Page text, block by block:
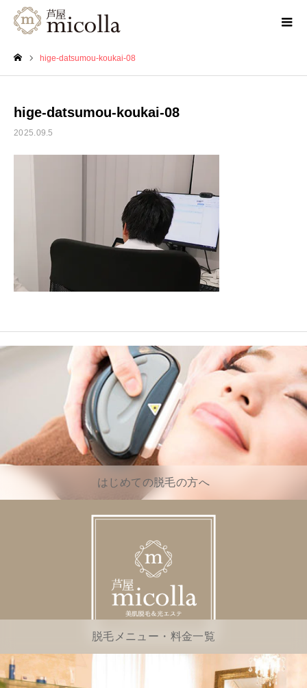
hige-datsumou-koukai-08
hige-datsumou-koukai-08
2025.09.5
はじめての脱毛の方へ
脱毛メニュー・料金一覧